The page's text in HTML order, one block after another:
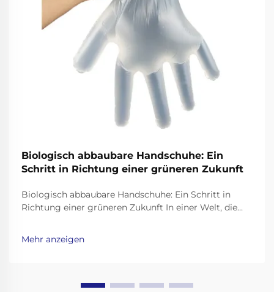
Biologisch abbaubare Handschuhe: Ein
Schritt in Richtung einer grüneren Zukunft
Biologisch abbaubare Handschuhe: Ein Schritt in
Richtung einer grüneren Zukunft In einer Welt, die
wichtiger denn je, umweltfreundliche Alternativen zu
Alltagsprodukten zu finden. Einweghandschuhe, weit
Mehr anzeigen